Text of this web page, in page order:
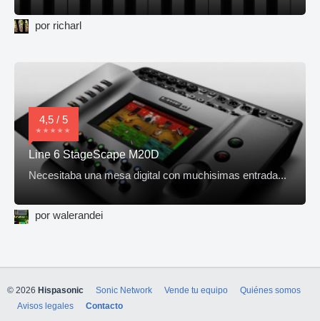
por richarl
4,5 / 5
Line 6 StageScape M20D
Necesitaba una mesa digital con muchisimas entrada...
por walerandei
© 2026 Hispasonic Sonic Network Vende tu equipo
Quiénes somos
Avisos legales
Contacto